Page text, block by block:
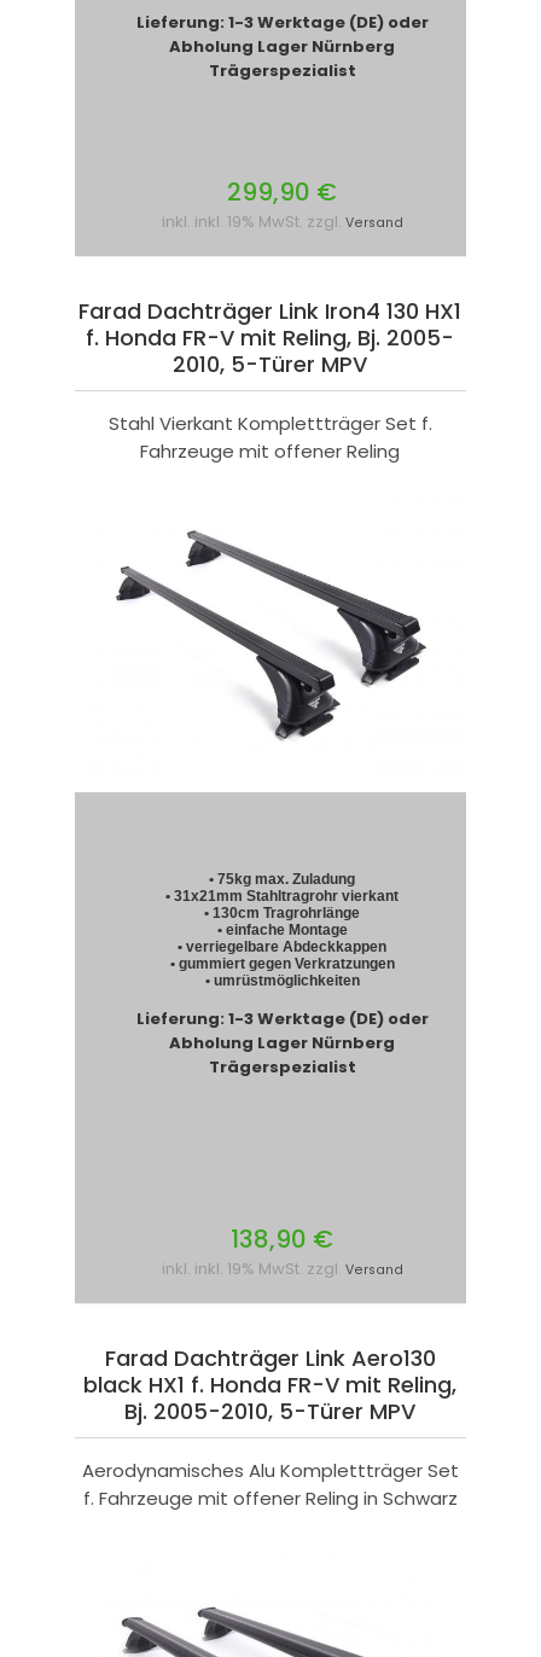
Lieferung: 1-3 Werktage (DE) oder
Abholung Lager Nürnberg
Trägerspezialist
299,90 €
inkl. inkl. 19% MwSt. zzgl. Versand
Farad Dachträger Link Iron4 130 HX1
f. Honda FR-V mit Reling, Bj. 2005-
2010, 5-Türer MPV
Stahl Vierkant Komplettträger Set f.
Fahrzeuge mit offener Reling
• 75kg max. Zuladung
• 31x21mm Stahltragrohr vierkant
• 130cm Tragrohrlänge
• einfache Montage
• verriegelbare Abdeckkappen
• gummiert gegen Verkratzungen
• umrüstmöglichkeiten
Lieferung: 1-3 Werktage (DE) oder
Abholung Lager Nürnberg
Trägerspezialist
138,90 €
inkl. inkl. 19% MwSt. zzgl. Versand
Farad Dachträger Link Aero130
black HX1 f. Honda FR-V mit Reling,
Bj. 2005-2010, 5-Türer MPV
Aerodynamisches Alu Komplettträger Set
f. Fahrzeuge mit offener Reling in Schwarz